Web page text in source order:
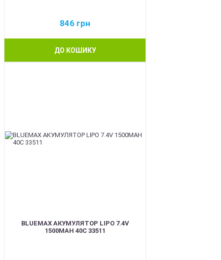
846 грн
ДО КОШИКУ
BLUEMAX АКУМУЛЯТОР LIPO 7.4V
1500MAH 40C 33511